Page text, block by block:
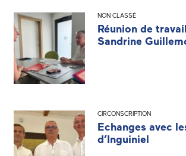
NON CLASSÉ
Réunion de
Sandrine
CIRCONSCRIPTION
Echanges avec
d’Inguiniel